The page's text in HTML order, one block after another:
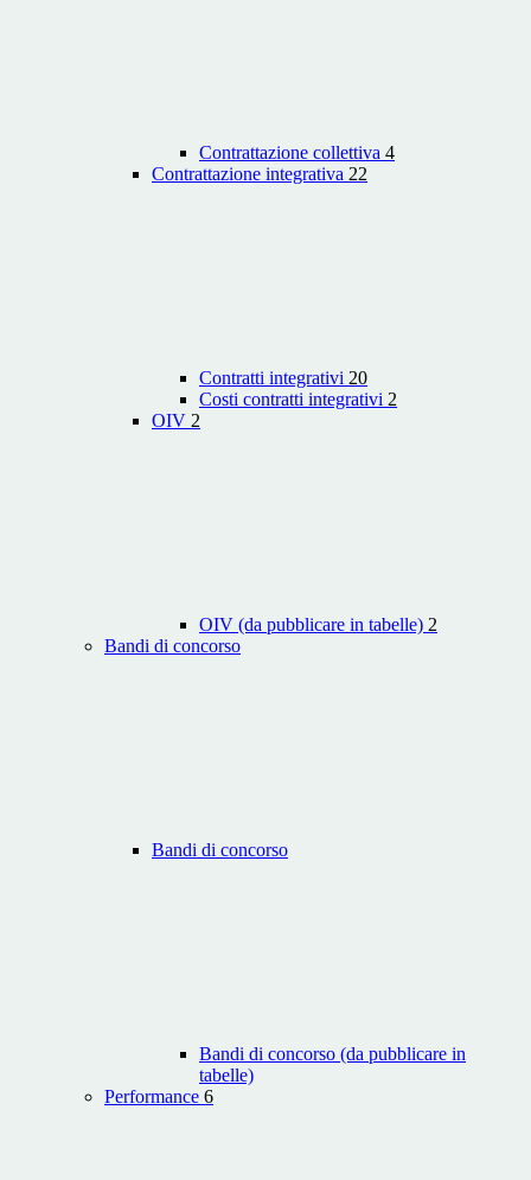
Contrattazione collettiva 4
Contrattazione integrativa 22
Contratti integrativi 20
Costi contratti integrativi 2
OIV 2
OIV (da pubblicare in tabelle) 2
Bandi di concorso
Bandi di concorso
Bandi di concorso (da pubblicare in
tabelle)
Performance 6